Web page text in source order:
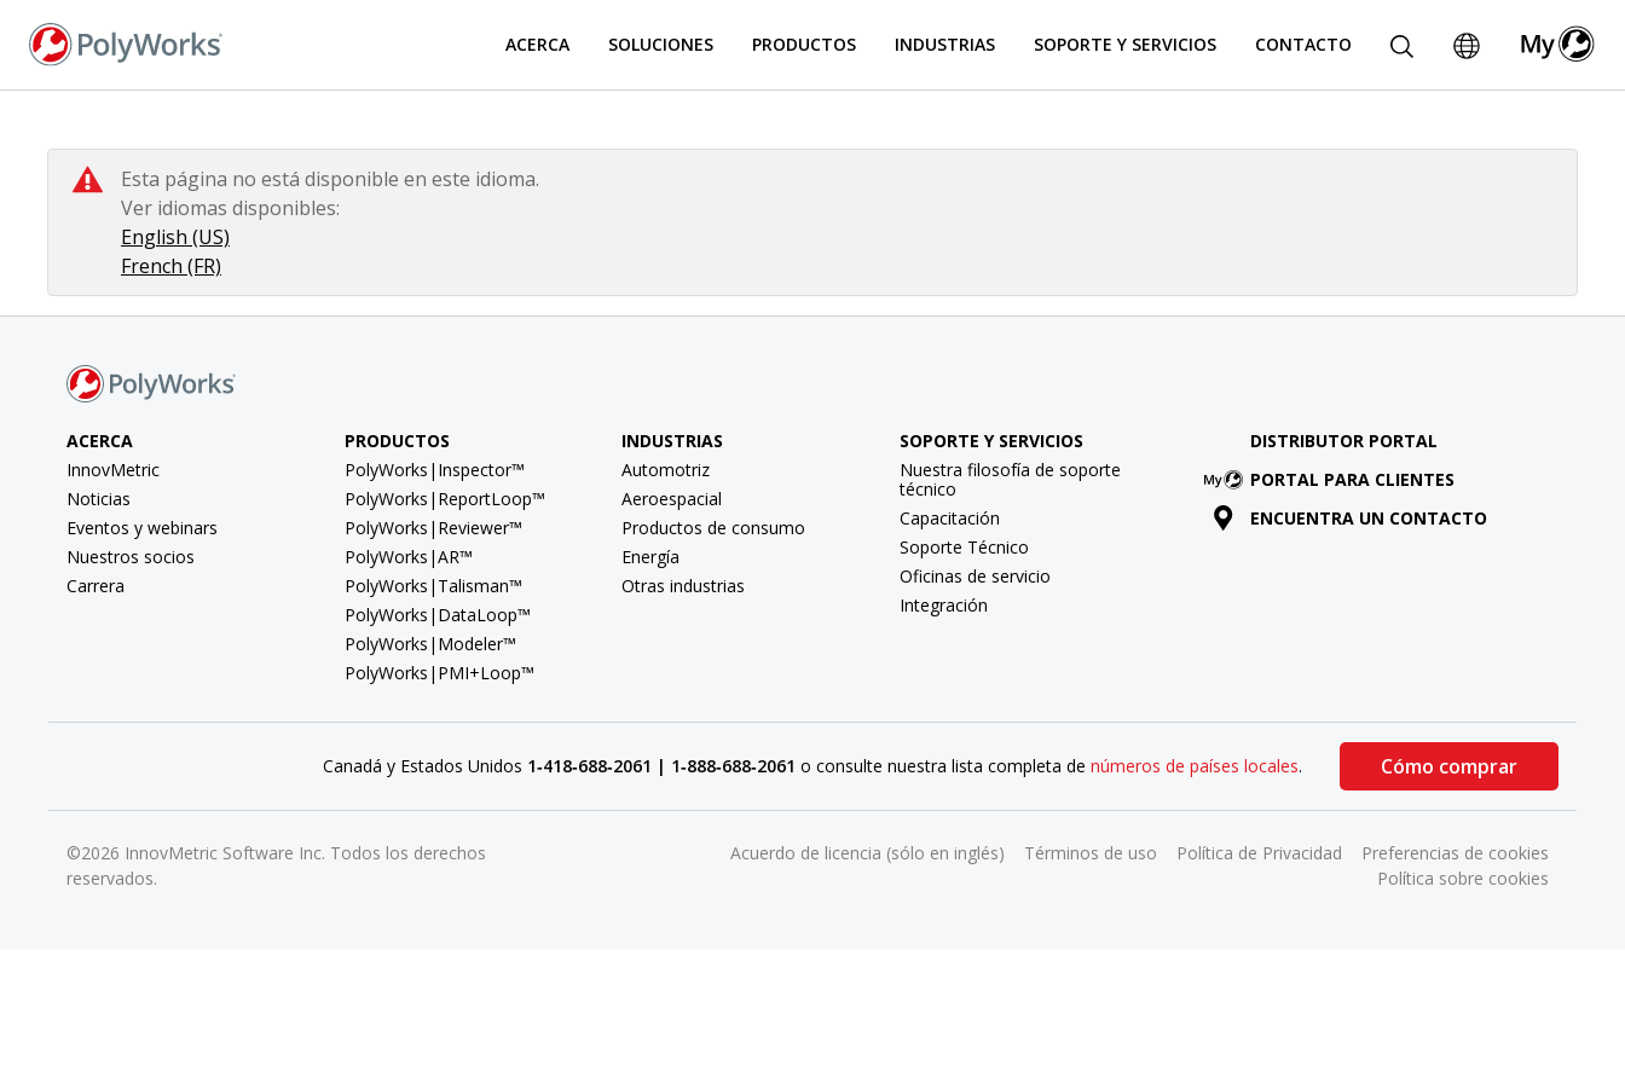
contenido
ACERCA SOLUCIONES PRODUCTOS INDUSTRIAS SOPORTE Y SERVICIOS CONTACTO
Esta página no está disponible en este idioma.
Ver idiomas disponibles:
English (US)
French (FR)
ACERCA
InnovMetric
Noticias
Eventos y webinars
Nuestros socios
Carrera
PRODUCTOS
PolyWorks|Inspector™
PolyWorks|ReportLoop™
PolyWorks|Reviewer™
PolyWorks|AR™
PolyWorks|Talisman™
PolyWorks|DataLoop™
PolyWorks|Modeler™
PolyWorks|PMI+Loop™
INDUSTRIAS
Automotriz
Aeroespacial
Productos de consumo
Energía
Otras industrias
SOPORTE Y SERVICIOS
Nuestra filosofía de soporte
técnico
Capacitación
Soporte Técnico
Oficinas de servicio
Integración
DISTRIBUTOR PORTAL
PORTAL PARA CLIENTES
ENCUENTRA UN CONTACTO
Canadá y Estados Unidos 1‑418‑688‑2061 | 1‑888‑688‑2061 o consulte nuestra lista completa de números de países locales. Cómo comprar
©2026 InnovMetric Software Inc. Todos los derechos
reservados.
Acuerdo de licencia (sólo en inglés) Términos de uso Política de Privacidad
Preferencias de cookies
Política sobre cookies